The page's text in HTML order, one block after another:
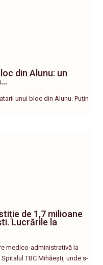
din Alunu: un
unui bloc din Alunu. Puțin
de 1,7 milioane
Lucrările la
medico-administrativă la
TBC Mihăești, unde s-